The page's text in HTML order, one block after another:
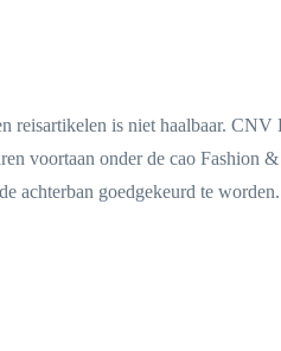
reisartikelen is niet haalbaar. CNV
voortaan onder de cao Fashion
achterban goedgekeurd te worden.